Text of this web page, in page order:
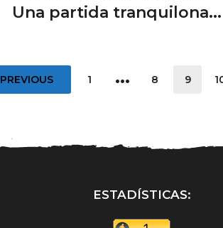
Una partida tranquilona...
PREVIOUS 1 … 8 9
ESTADÍSTICAS: